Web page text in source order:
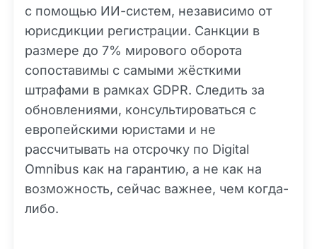
с помощью ИИ-систем, независимо от
юрисдикции регистрации. Санкции в
размере до 7% мирового оборота
сопоставимы с самыми жёсткими
штрафами в рамках GDPR. Следить за
обновлениями, консультироваться с
европейскими юристами и не
рассчитывать на отсрочку по Digital
Omnibus как на гарантию, а не как на
возможность, сейчас важнее, чем когда-
либо.